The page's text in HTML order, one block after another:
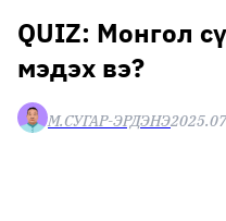
THE NEW
НАДАД НЭГ
QUIZ: Монгол
мэдэх вэ?
М.СУГАР-ЭРДЭНЭ